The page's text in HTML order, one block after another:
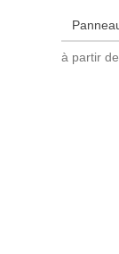
à partir de